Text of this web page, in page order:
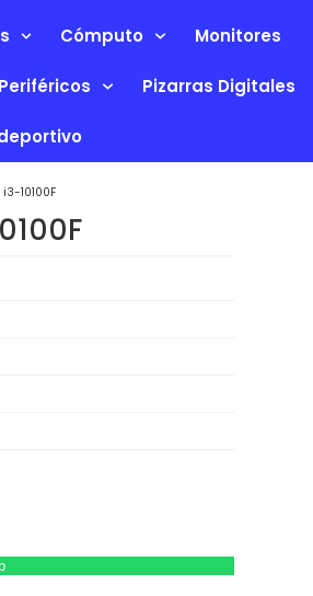
Cómputo Monitores
Periféricos Pizarras Digitales
10100F